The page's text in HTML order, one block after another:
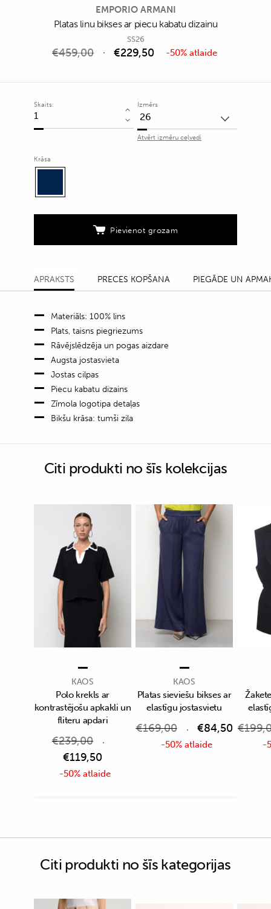
EMPORIO ARMANI
Platas linu bikses ar piecu kabatu dizainu
SS26
€459,00 €229,50 -50% atlaide
Skaits:
Platas
linu
ar
Izmērs
Atvērt izmēru ceļvedi
Krāsa
Pievienot grozam
APRAKSTS PRECES KOPŠANA PIEGĀDE UN
Materiāls: 100% lins
Plats, taisns piegriezums
Rāvējslēdzēja un pogas aizdare
Augsta jostasvieta
Jostas cilpas
Piecu kabatu dizains
Zīmola logotipa detaļas
Bikšu krāsa: tumši zila
Citi produkti no šīs kolekcijas
KAOS
Polo krekls ar
kontrastējošu apkakli un
fliteru apdari
€239,00
€119,50
-50% atlaide
KAOS
Platas sieviešu bikses ar
elastīgu jostasvietu
€169,00 €84,50
-50% atlaide
€
-
Citi produkti no šīs kategorijas